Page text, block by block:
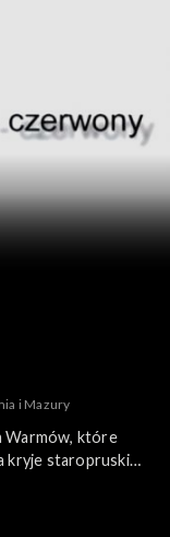
i Mazury
Warmów, które
kryje staropruski
jest pochodzenie